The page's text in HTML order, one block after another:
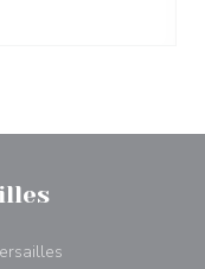
((opens in a new